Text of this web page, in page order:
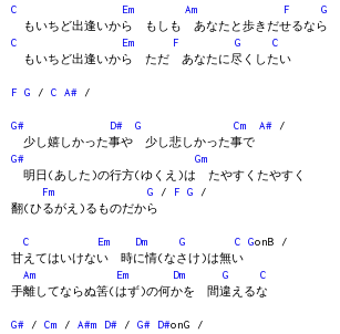
C Em Am F
G
もいちど出逢いから もしも あなたと歩きだせるなら
C
Em F G
C
もいちど出逢いから ただ あなたに尽くしたい
F G / C A# /
G# D# G Cm A# /
少し嬉しかった事や 少し悲しかった事で
G#
Gm
明日(あした)の行方(ゆくえ)は たやすくたやすく
Fm
G / F G /
翻(ひるがえ)るものだから
C Em Dm G C GonB /
甘えてはいけない 時に情(なさけ)は無い
Am
Em Dm G
C
手離してならぬ筈(はず)の何かを 間違えるな
G# / Cm / A#m D# / G# D#onG /